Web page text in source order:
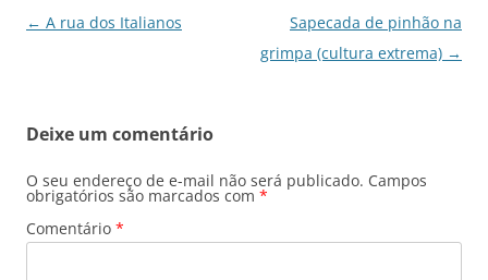
Navegação
← A rua dos Italianos
Sapecada de pinhão na
grimpa (cultura extrema) →
Deixe um comentário
O seu endereço de e-mail não será publicado. Campos
obrigatórios são marcados com *
Comentário *